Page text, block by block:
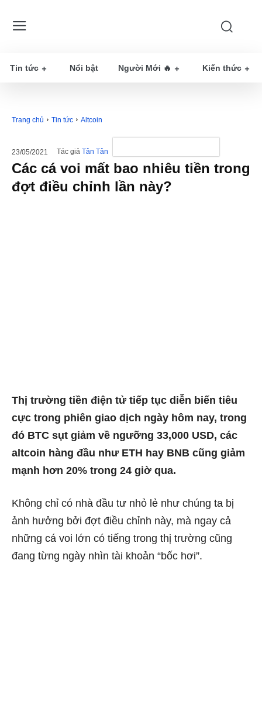
Tin tức Nổi bật Người Mới 🔥 Kiến thức
Trang chủ Tin tức Altcoin
23/05/2021 Tác giả Tân Tân
Các cá voi mất bao nhiêu tiền trong
đợt điều chỉnh lần này?
Thị trường tiền điện tử tiếp tục diễn biến tiêu
cực trong phiên giao dịch ngày hôm nay, trong
đó BTC sụt giảm về ngưỡng 33,000 USD, các
altcoin hàng đầu như ETH hay BNB cũng giảm
mạnh hơn 20% trong 24 giờ qua.
Không chỉ có nhà đầu tư nhỏ lẻ như chúng ta bị
ảnh hưởng bởi đợt điều chỉnh này, mà ngay cả
những cá voi lớn có tiếng trong thị trường cũng
đang từng ngày nhìn tài khoản “bốc hơi”.